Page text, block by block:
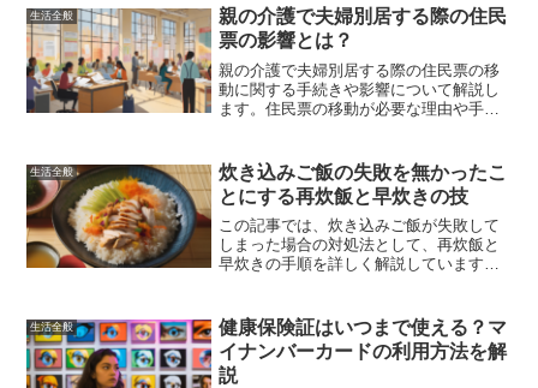
体的なアドバイスを提供します。
生活全般
親の介護で夫婦別居する際の住民
票の影響とは？
親の介護で夫婦別居する際の住民票の移
動に関する手続きや影響について解説し
ます。住民票の移動が必要な理由や手続
明します。
生活全般
炊き込みご飯の失敗を無かったこ
とにする再炊飯と早炊きの技
この記事では、炊き込みご飯が失敗して
しまった場合の対処法として、再炊飯と
早炊きの手順を詳しく解説しています。
す。これらの方法を活用して、失敗を無
かったことにし、美味しい炊き込みご飯
を楽しんでください。
生活全般
健康保険証はいつまで使える？マ
イナンバーカードの利用方法を解
説